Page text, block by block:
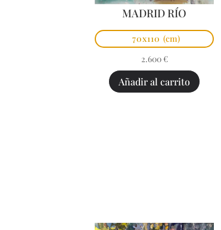
MADRID RÍO
70x110 (cm)
2.600 €
Añadir al carrito